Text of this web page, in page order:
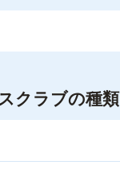
クラブの種類